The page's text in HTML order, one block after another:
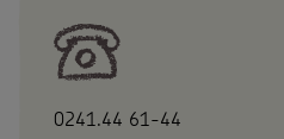
Vereine und Initiativen
Sternsingerspenden
0241.44 61-44